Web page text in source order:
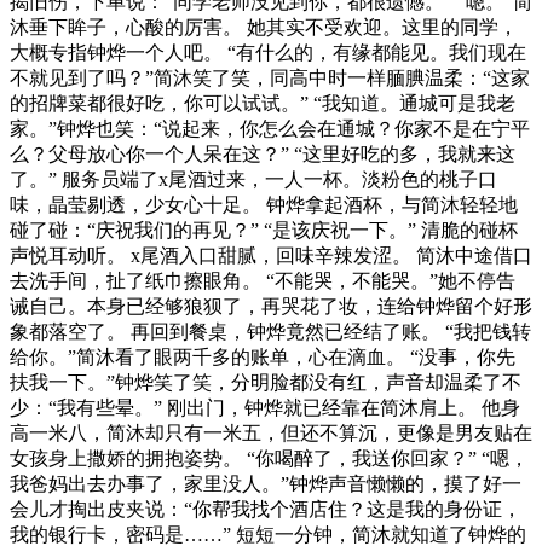
沐垂下眸子，心酸的厉害。 她其实不受欢迎。这里的同学，
大概专指钟烨一个人吧。 “有什么的，有缘都能见。我们现在
不就见到了吗？”简沐笑了笑，同高中时一样腼腆温柔：“这家
的招牌菜都很好吃，你可以试试。” “我知道。通城可是我老
家。”钟烨也笑：“说起来，你怎么会在通城？你家不是在宁平
么？父母放心你一个人呆在这？” “这里好吃的多，我就来这
了。” 服务员端了x尾酒过来，一人一杯。淡粉色的桃子口
味，晶莹剔透，少女心十足。 钟烨拿起酒杯，与简沐轻轻地
碰了碰：“庆祝我们的再见？” “是该庆祝一下。” 清脆的碰杯
声悦耳动听。 x尾酒入口甜腻，回味辛辣发涩。 简沐中途借口
去洗手间，扯了纸巾擦眼角。 “不能哭，不能哭。”她不停告
诫自己。本身已经够狼狈了，再哭花了妆，连给钟烨留个好形
象都落空了。 再回到餐桌，钟烨竟然已经结了账。 “我把钱转
给你。”简沐看了眼两千多的账单，心在滴血。 “没事，你先
扶我一下。”钟烨笑了笑，分明脸都没有红，声音却温柔了不
少：“我有些晕。” 刚出门，钟烨就已经靠在简沐肩上。 他身
高一米八，简沐却只有一米五，但还不算沉，更像是男友贴在
女孩身上撒娇的拥抱姿势。 “你喝醉了，我送你回家？” “嗯，
我爸妈出去办事了，家里没人。”钟烨声音懒懒的，摸了好一
会儿才掏出皮夹说：“你帮我找个酒店住？这是我的身份证，
我的银行卡，密码是……” 短短一分钟，简沐就知道了钟烨的